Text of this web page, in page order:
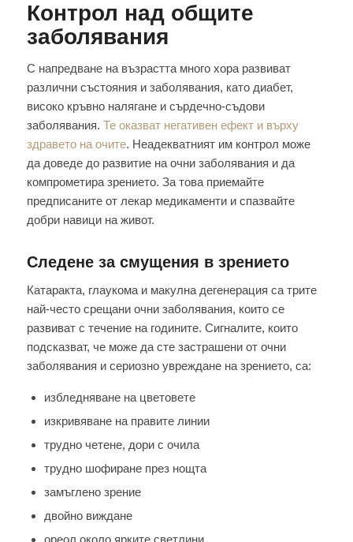
Контрол над общите
заболявания
С напредване на възрастта много хора развиват
различни състояния и заболявания, като диабет,
високо кръвно налягане и сърдечно-съдови
заболявания. Те оказват негативен ефект и върху
здравето на очите. Неадекватният им контрол може
да доведе до развитие на очни заболявания и да
компрометира зрението. За това приемайте
предписаните от лекар медикаменти и спазвайте
добри навици на живот.
Следене за смущения в зрението
Катаракта, глаукома и макулна дегенерация са трите
най-често срещани очни заболявания, които се
развиват с течение на годините. Сигналите, които
подсказват, че може да сте застрашени от очни
заболявания и сериозно увреждане на зрението, са:
избледняване на цветовете
изкривяване на правите линии
трудно четене, дори с очила
трудно шофиране през нощта
замъглено зрение
двойно виждане
ореол около ярките светлини